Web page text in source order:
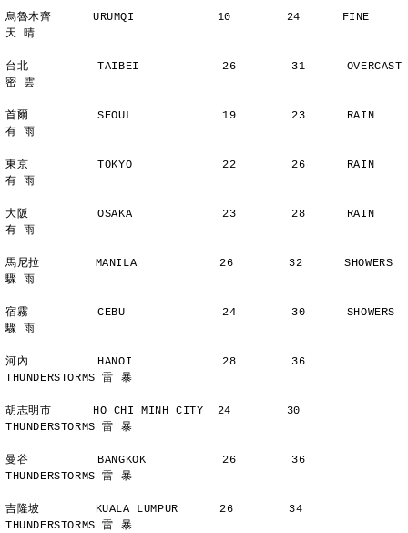
烏魯木齊      URUMQI            10        24      FINE
天 晴
台北          TAIBEI            26        31      OVERCAST
密 雲
首爾          SEOUL             19        23      RAIN
有 雨
東京          TOKYO             22        26      RAIN
有 雨
大阪          OSAKA             23        28      RAIN
有 雨
馬尼拉        MANILA            26        32      SHOWERS
驟 雨
宿霧          CEBU              24        30      SHOWERS
驟 雨
河內          HANOI             28        36
THUNDERSTORMS 雷 暴
胡志明市      HO CHI MINH CITY  24        30
THUNDERSTORMS 雷 暴
曼谷          BANGKOK           26        36
THUNDERSTORMS 雷 暴
吉隆坡        KUALA LUMPUR      26        34
THUNDERSTORMS 雷 暴